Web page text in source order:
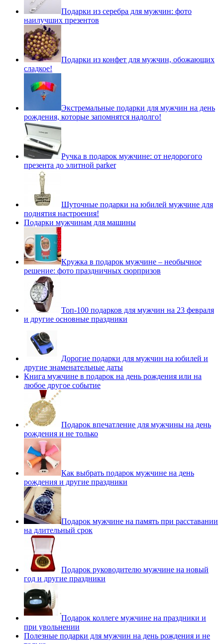
Подарки из серебра для мужчин: фото
наилучших презентов
Подарки из конфет для мужчин, обожающих
сладкое!
Экстремальные подарки для мужчин на день
рождения, которые запомнятся надолго!
Ручка в подарок мужчине: от недорогого
презента до элитной parker
Шуточные подарки на юбилей мужчине для
поднятия настроения!
Подарки мужчинам для машины
Кружка в подарок мужчине – необычное
решение: фото праздничных сюрпризов
Топ-100 подарков для мужчин на 23 февраля
и другие основные праздники
Дорогие подарки для мужчин на юбилей и
другие знаменательные даты
Книга мужчине в подарок на день рождения или на
любое другое событие
Подарок впечатление для мужчины на день
рождения и не только
Как выбрать подарок мужчине на день
рождения и другие праздники
Подарок мужчине на память при расставании
на длительный срок
Подарок руководителю мужчине на новый
год и другие праздники
Подарок коллеге мужчине на праздники и
при увольнении
Полезные подарки для мужчин на день рождения и не